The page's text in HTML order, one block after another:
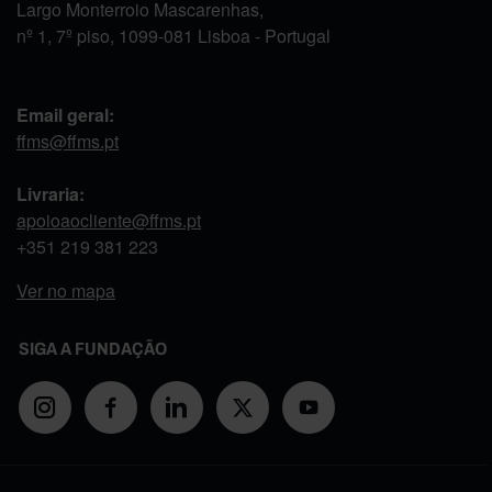
Largo Monterroio Mascarenhas,
nº 1, 7º piso, 1099-081 Lisboa - Portugal
Email geral:
ffms@ffms.pt
Livraria:
apoioaocliente@ffms.pt
+351 219 381 223
Ver no mapa
SIGA A FUNDAÇÃO